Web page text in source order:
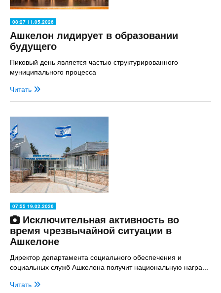
08:27 11.05.2026
Ашкелон лидирует в образовании
будущего
Пиковый день является частью структурированного
муниципального процесса
Читать
07:55 19.02.2026
Исключительная активность во
время чрезвычайной ситуации в
Ашкелоне
Директор департамента социального обеспечения и
социальных служб Ашкелона получит национальную награ...
Читать